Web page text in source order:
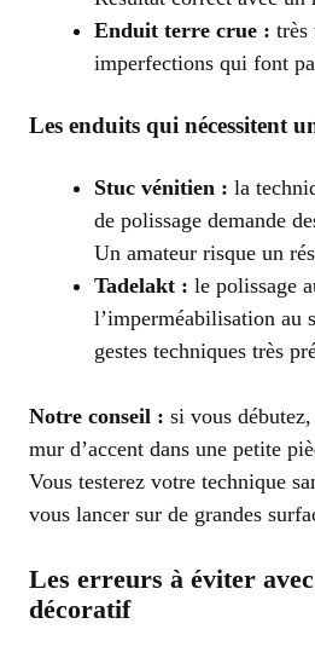
Enduit terre crue : très
imperfections qui font
Les enduits qui nécessitent
Stuc vénitien : la
de polissage demande
Un amateur risque un
Tadelakt : le polissage
l’imperméabilisation au
gestes techniques très
Notre conseil : si vous
mur d’accent dans une petite
Vous testerez votre technique
vous lancer sur de grandes
Les erreurs à éviter
décoratif